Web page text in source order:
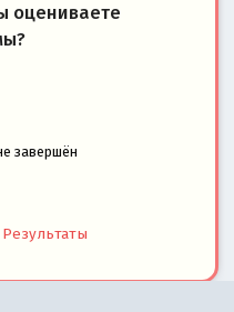
оцениваете
завершён
Результаты